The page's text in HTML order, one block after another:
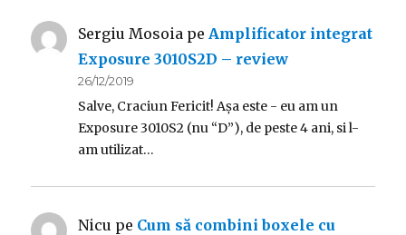
Sergiu Mosoia pe Amplificator integrat
Exposure 3010S2D – review
26/12/2019
Salve, Craciun Fericit! Așa este - eu am un
Exposure 3010S2 (nu “D”), de peste 4 ani, si l-
am utilizat…
Nicu pe Cum să combini boxele cu